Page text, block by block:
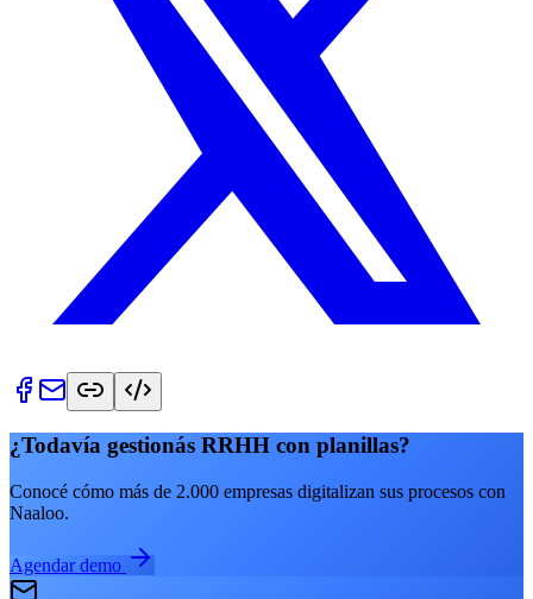
¿Todavía gestionás RRHH con planillas?
Conocé cómo más de 2.000 empresas digitalizan sus procesos con
Naaloo.
Agendar demo